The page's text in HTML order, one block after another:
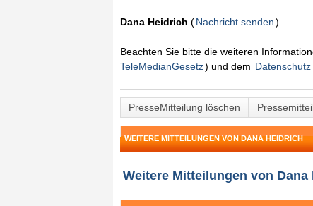
Dana Heidrich (Nachricht senden)
Beachten Sie bitte die weiteren
TeleMedianGesetz) und dem Datenschutz
PresseMitteilung löschen
WEITERE MITTEILUNGEN VON DANA HEIDRICH
Weitere Mitteilungen von Dana